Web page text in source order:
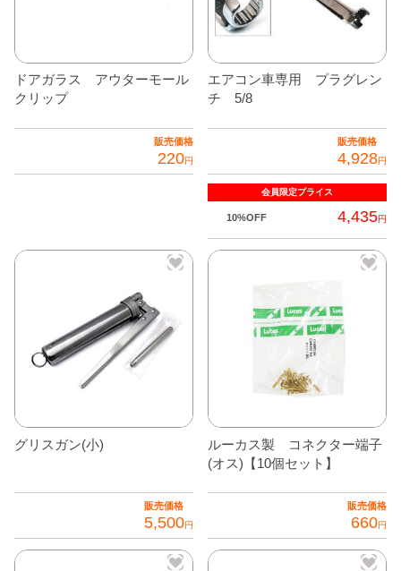
ドアガラス アウターモール
クリップ
販売価格
220円
エアコン車専用 プラグレン
チ 5/8
販売価格
4,928円
会員限定プライス
10%OFF 4,435円
グリスガン(小)
販売価格
5,500円
ルーカス製 コネクター端子
(オス)【10個セット】
販売価格
660円